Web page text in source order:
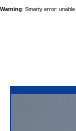
Warning: Smarty error: